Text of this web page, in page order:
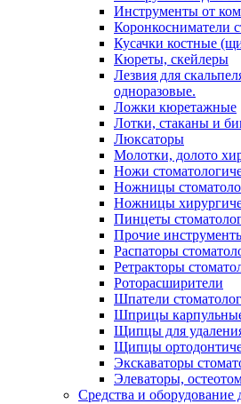
Инструменты от
Коронкосниматели
Кусачки костные
Кюреты, скейлеры
Лезвия для
одноразовые.
Ложки кюретажные
Лотки, стаканы и
Люксаторы
Молотки, долото
Ножи
Ножницы
Ножницы
Пинцеты
Прочие
Распаторы
Ретракторы
Роторасширители
Шпатели
Шприцы карпульные
Щипцы для
Щипцы
Экскаваторы
Элеваторы,
Средства и оборудование